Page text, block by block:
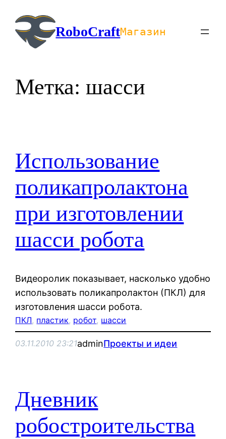
содержимомуRoboCraftМагазин
Метка:шасси
Использование
поликапролактона
при изготовлении
шасси робота
Видеоролик показывает, насколько удобно
использовать поликапролактон (ПКЛ) для
изготовления шасси робота.
ПКЛ, пластик, робот, шасси
03.11.2010 23:21adminПроекты и идеи
Дневник
робостроительства